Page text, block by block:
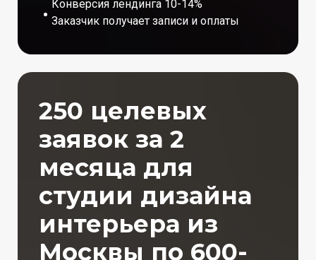
Конверсия лендинга 10-14%
Заказчик получает записи и оплаты
250 целевых
заявок за 2
месяца для
студии дизайна
интерьера из
Москвы по 600-